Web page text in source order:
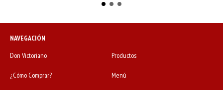
NAVEGACIÓN
Don Victoriano
Productos
¿Cómo Comprar? Menú